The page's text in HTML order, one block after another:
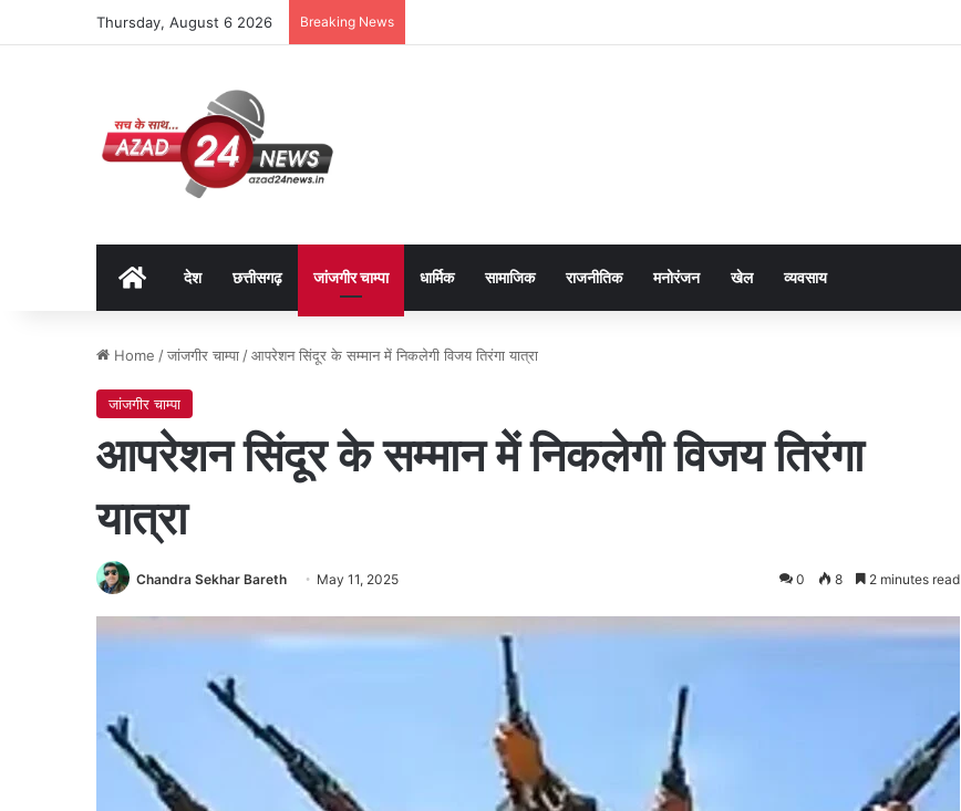
Thursday, August 6 2026 Breaking News
Homeदेश छत्तीसगढ़ जांजगीर चाम्पा धार्मिक सामाजिक राजनीतिक मनोरंजन खेल व्यवसाय
Home /जांजगीर चाम्पा /आपरेशन सिंदूर के सम्मान में निकलेगी विजय तिरंगा यात्रा
जांजगीर चाम्पा
आपरेशन सिंदूर के सम्मान में निकलेगी विजय तिरंगा
यात्रा
Chandra Sekhar Bareth May 11, 2025 0 8 2 minutes read